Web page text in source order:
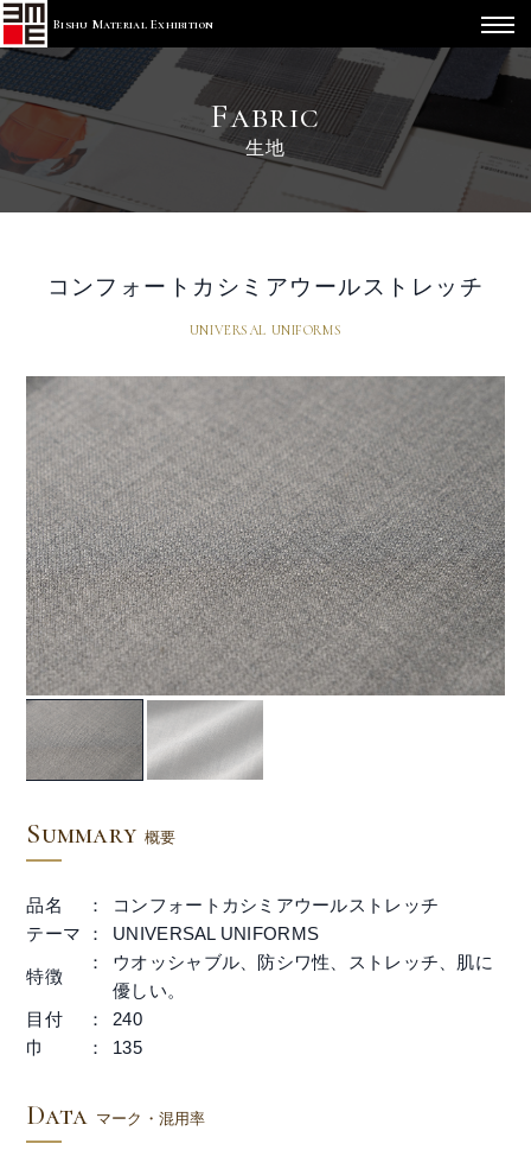
Bishu Material Exhibition
Fabric
生地
コンフォートカシミアウールストレッチ
UNIVERSAL UNIFORMS
Summary 概要
品名
コンフォートカシミアウールストレッチ
テーマ
UNIVERSAL UNIFORMS
特徴
ウオッシャブル、防シワ性、ストレッチ、肌に
優しい。
目付
240
巾
135
Data マーク・混用率